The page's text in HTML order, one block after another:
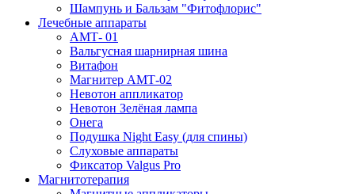
Шампунь и Бальзам "Фитофлорис"
Лечебные аппараты
АМТ- 01
Вальгусная шарнирная шина
Витафон
Магнитер АМТ-02
Невотон аппликатор
Невотон Зелёная лампа
Онега
Подушка Night Easy (для спины)
Слуховые аппараты
Фиксатор Valgus Pro
Магнитотерапия